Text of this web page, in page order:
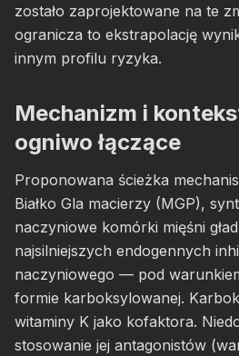
zostało zaprojektowane na te
ogranicza to ekstrapolację
innym profilu ryzyka.
Mechanizm i
ogniwo łączące
Proponowana ścieżka
Białko Gla macierzy (MGP),
naczyniowe komórki mięśni
najsilniejszych endogennych
naczyniowego — pod
formie karboksylowanej.
witaminy K jako kofaktora.
stosowanie jej antagonistów